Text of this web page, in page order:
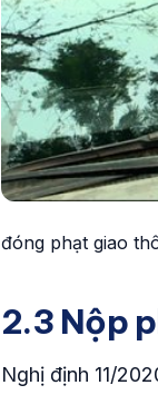
đóng phạt giao
2.3 Nộp
Nghị định 11/